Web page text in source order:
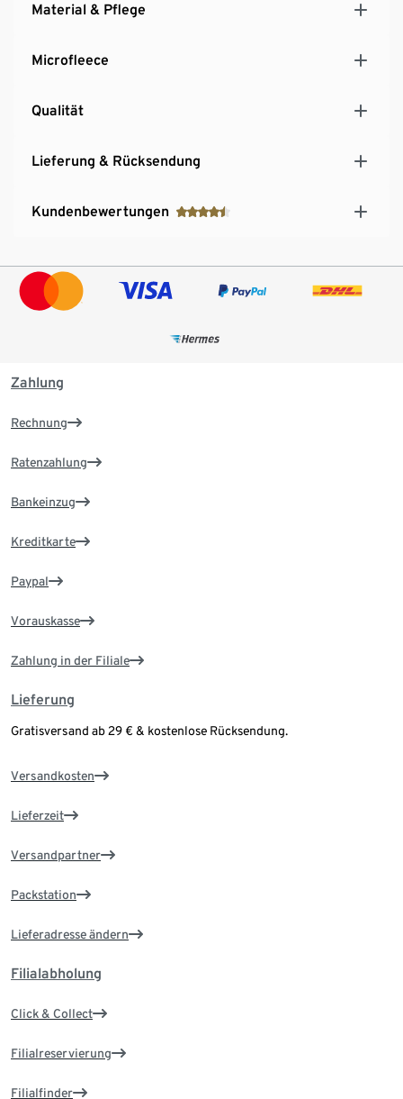
Material & Pflege
Microfleece
Qualität
Lieferung & Rücksendung
Kundenbewertungen
Zahlung
Rechnung
Ratenzahlung
Bankeinzug
Kreditkarte
Paypal
Vorauskasse
Zahlung in der Filiale
Lieferung
Gratisversand ab 29 € & kostenlose Rücksendung.
Versandkosten
Lieferzeit
Versandpartner
Packstation
Lieferadresse ändern
Filialabholung
Click & Collect
Filialreservierung
Filialfinder